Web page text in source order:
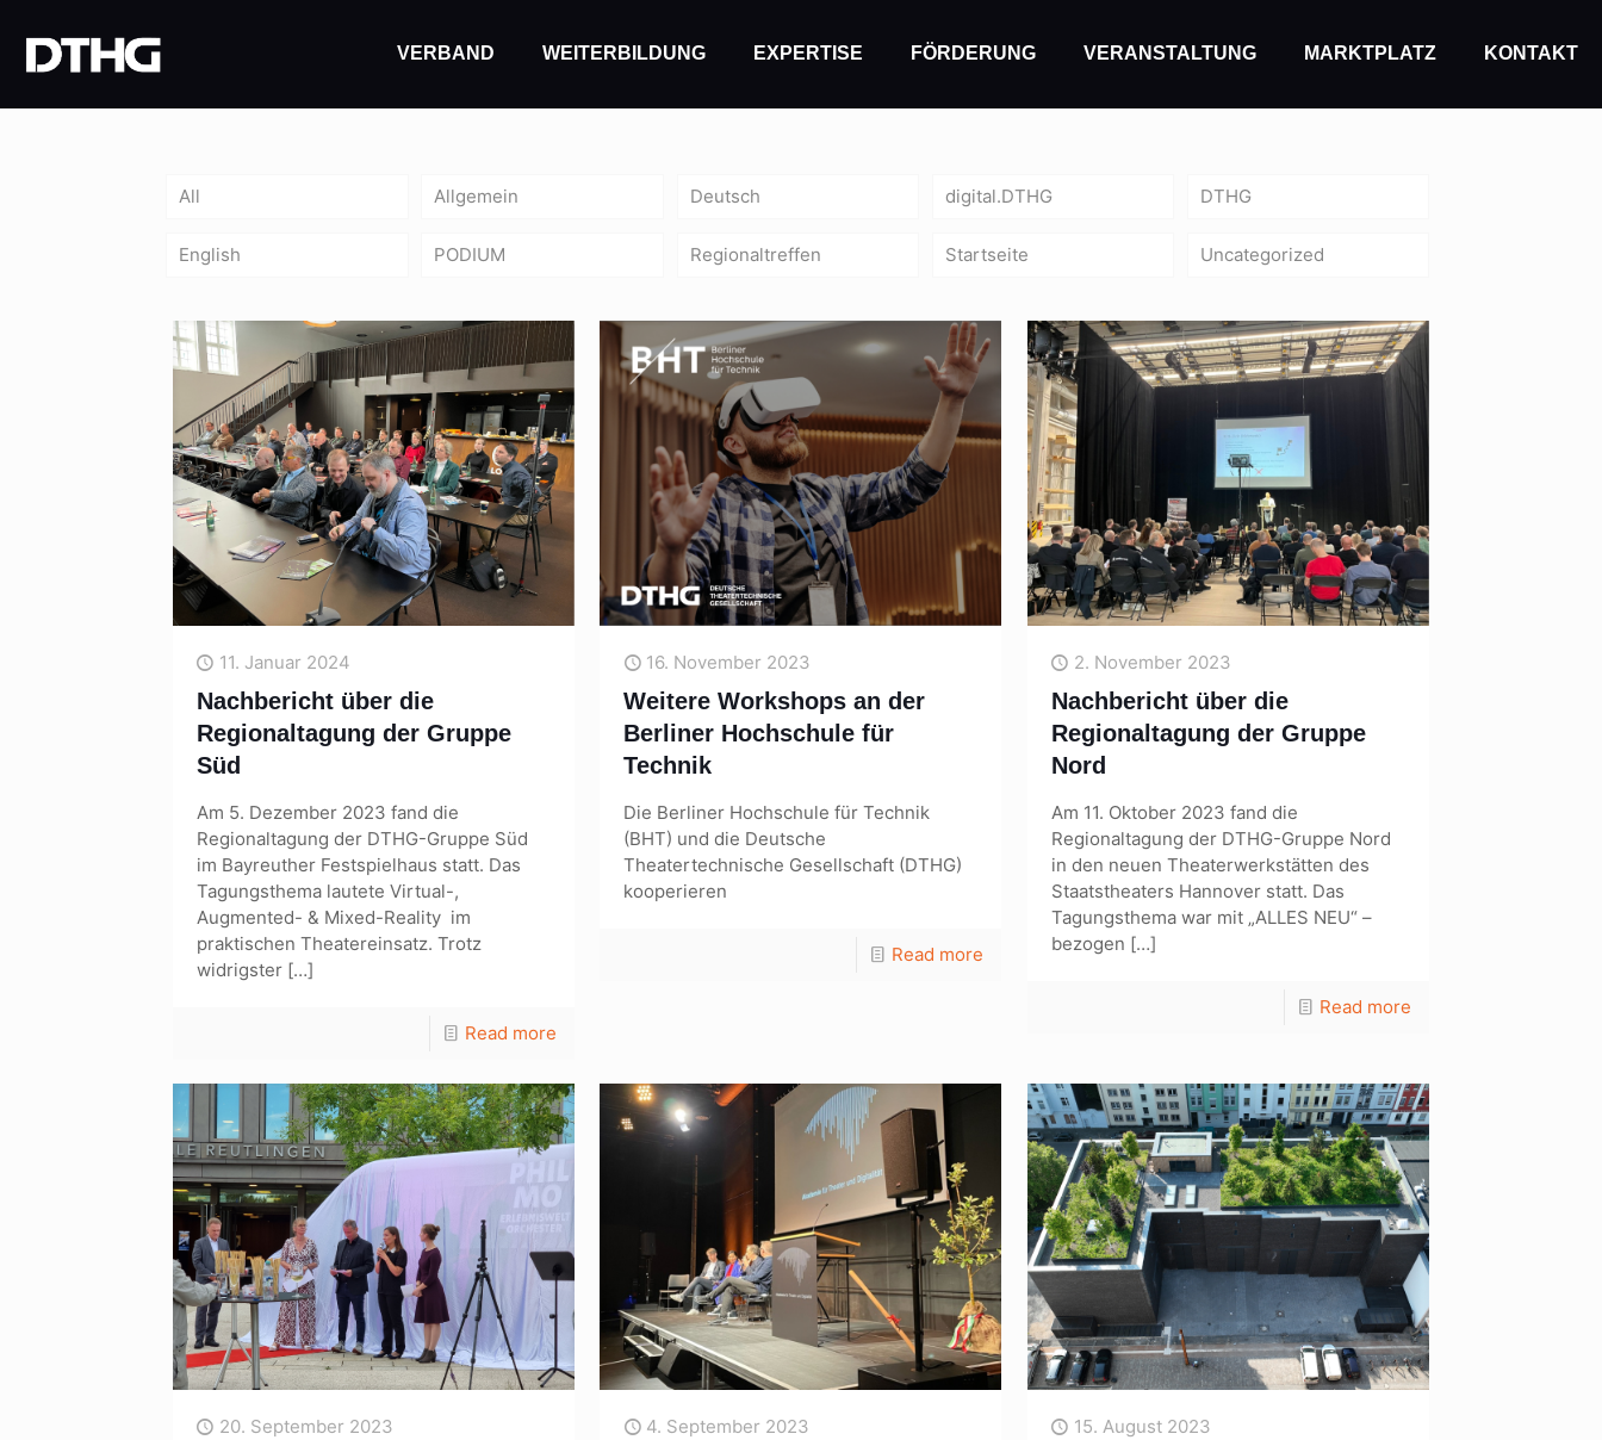
VERBAND WEITERBILDUNG EXPERTISE FÖRDERUNG VERANSTALTUNG MARKTPLATZ KONTAKT
All Allgemein Deutsch digital.DTHG DTHG
English PODIUM Regionaltreffen Startseite Uncategorized
11. Januar 2024
Nachbericht über die
Regionaltagung der Gruppe
Süd
Am 5. Dezember 2023 fand die
Regionaltagung der DTHG-Gruppe Süd
im Bayreuther Festspielhaus statt. Das
Tagungsthema lautete Virtual-,
Augmented- & Mixed-Reality im
praktischen Theatereinsatz. Trotz
widrigster[…]
Read more
16. November 2023
Weitere Workshops an der
Berliner Hochschule für
Technik
Die Berliner Hochschule für Technik
(BHT) und die Deutsche
Theatertechnische Gesellschaft (DTHG)
kooperieren
Read more
2. November 2023
Nachbericht über die
Regionaltagung der Gruppe
Nord
Am 11. Oktober 2023 fand die
Regionaltagung der DTHG-Gruppe Nord
in den neuen Theaterwerkstätten des
Staatstheaters Hannover statt. Das
Tagungsthema war mit „ALLES NEU“ –
bezogen […]
Read more
20. September 2023 4. September 2023 15. August 2023